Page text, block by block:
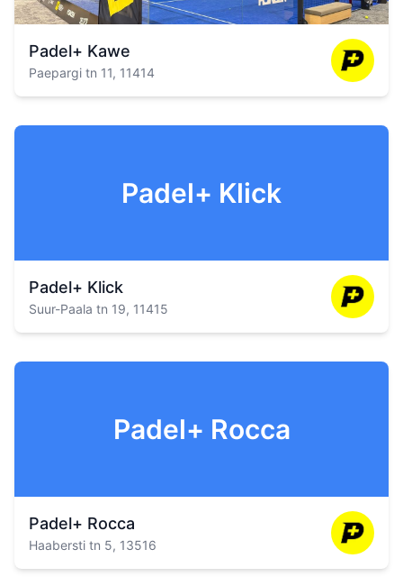
Padel+ Kawe
Paepargi tn 11, 11414
Padel+ Klick
Padel+ Klick
Suur-Paala tn 19, 11415
Padel+ Rocca
Padel+ Rocca
Haabersti tn 5, 13516